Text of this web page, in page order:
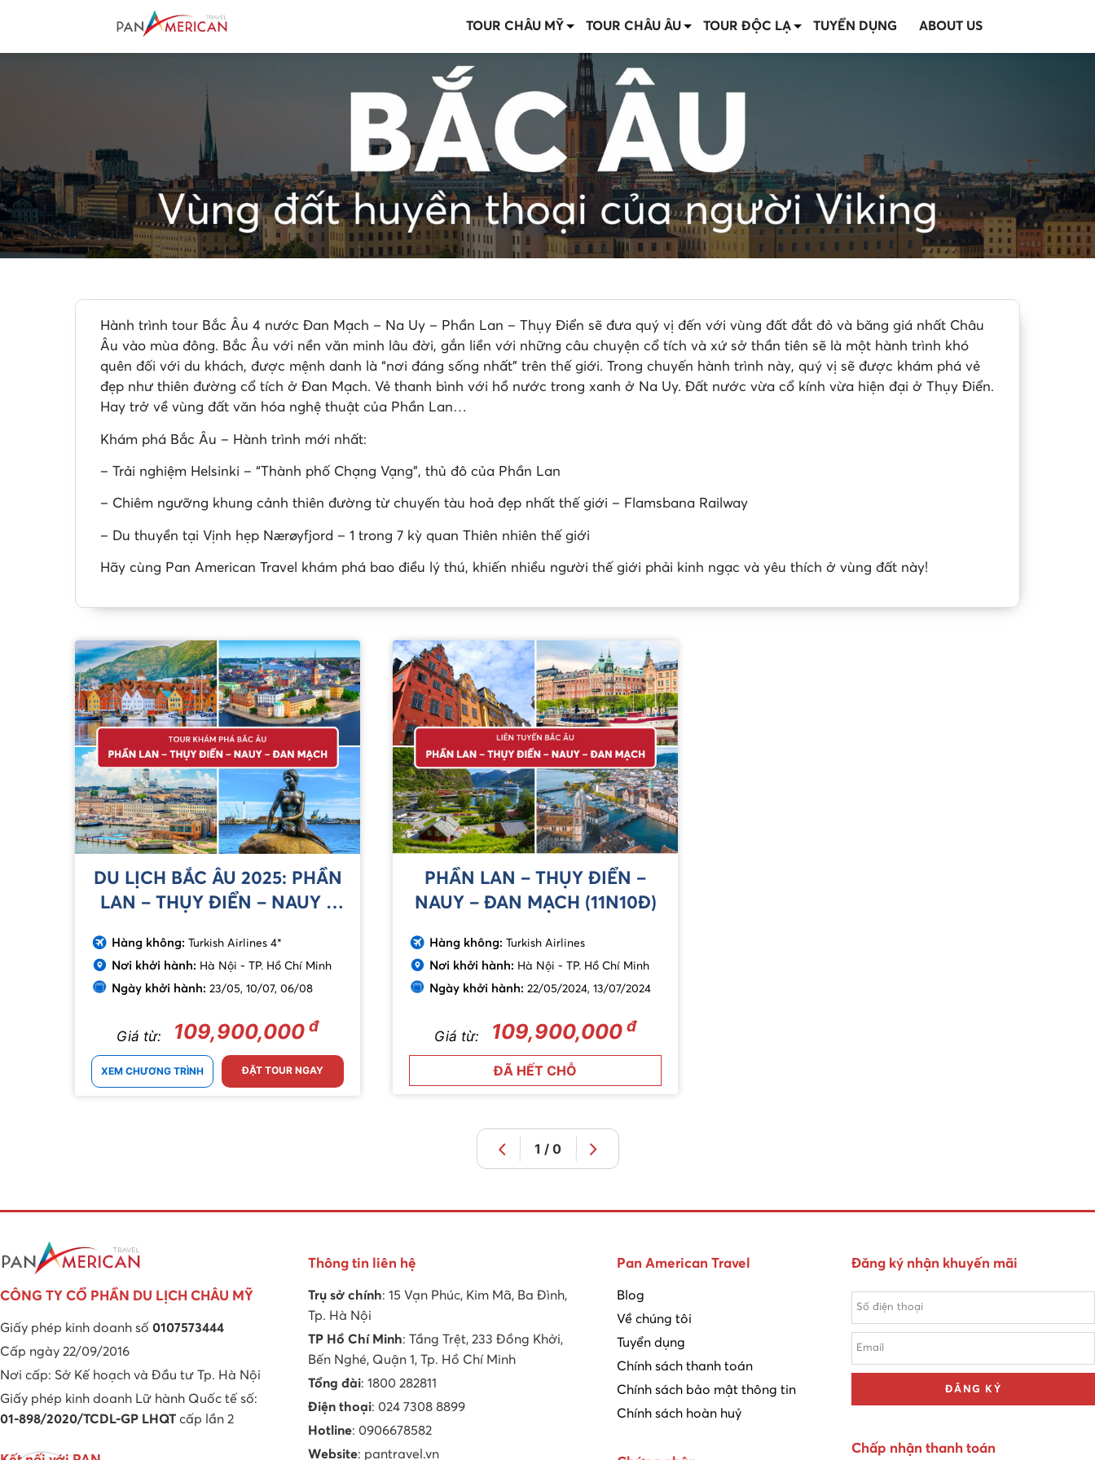
TOUR CHÂU MỸ TOUR CHÂU ÂU TOUR ĐỘC LẠ TUYỂN DỤNG ABOUT US
Hành trình tour Bắc Âu 4 nước Đan Mạch – Na Uy – Phần Lan – Thụy Điển sẽ đưa quý vị đến với vùng đất đắt đỏ và băng giá nhất Châu
Âu vào mùa đông. Bắc Âu với nền văn minh lâu đời, gắn liền với những câu chuyện cổ tích và xứ sở thần tiên sẽ là một hành trình khó
quên đối với du khách, được mệnh danh là “nơi đáng sống nhất” trên thế giới. Trong chuyến hành trình này, quý vị sẽ được khám phá vẻ
đẹp như thiên đường cổ tích ở Đan Mạch. Vẻ thanh bình với hồ nước trong xanh ở Na Uy. Đất nước vừa cổ kính vừa hiện đại ở Thụy Điển.
Hay trở về vùng đất văn hóa nghệ thuật của Phần Lan…
Khám phá Bắc Âu – Hành trình mới nhất:
– Trải nghiệm Helsinki – “Thành phố Chạng Vạng”, thủ đô của Phần Lan
– Chiêm ngưỡng khung cảnh thiên đường từ chuyến tàu hoả đẹp nhất thế giới – Flamsbana Railway
– Du thuyền tại Vịnh hẹp Nærøyfjord – 1 trong 7 kỳ quan Thiên nhiên thế giới
Hãy cùng Pan American Travel khám phá bao điều lý thú, khiến nhiều người thế giới phải kinh ngạc và yêu thích ở vùng đất này!
DU LỊCH BẮC ÂU 2025: PHẦN
LAN – THỤY ĐIỂN – NAUY –
Hàng không: Turkish Airlines 4*
Nơi khởi hành: Hà Nội - TP. Hồ Chí Minh
Ngày khởi hành: 23/05, 10/07, 06/08
Giá từ: 109,900,000 đ
XEM CHƯƠNG TRÌNH ĐẶT TOUR NGAY
PHẦN LAN – THỤY ĐIỂN –
NAUY – ĐAN MẠCH (11N10Đ)
Hàng không: Turkish Airlines
Nơi khởi hành: Hà Nội - TP. Hồ Chí Minh
Ngày khởi hành: 22/05/2024, 13/07/2024
Giá từ: 109,900,000 đ
ĐÃ HẾT CHỖ
1 / 0
CÔNG TY CỔ PHẦN DU LỊCH CHÂU MỸ
Giấy phép kinh doanh số 0107573444
Cấp ngày 22/09/2016
Nơi cấp: Sở Kế hoạch và Đầu tư Tp. Hà Nội
Giấy phép kinh doanh Lữ hành Quốc tế số:
01-898/2020/TCDL-GP LHQT cấp lần 2
Thông tin liên hệ
Trụ sở chính: 15 Vạn Phúc, Kim Mã, Ba Đình,
Tp. Hà Nội
TP Hồ Chí Minh: Tầng Trệt, 233 Đồng Khởi,
Bến Nghé, Quận 1, Tp. Hồ Chí Minh
Tổng đài: 1800 282811
Điện thoại: 024 7308 8899
Hotline: 0906678582
Website: pantravel.vn
Pan American Travel
Blog
Về chúng tôi
Tuyển dụng
Chính sách thanh toán
Chính sách bảo mật thông tin
Chính sách hoàn huỷ
Đăng ký nhận khuyến mãi
ĐĂNG KÝ
Chấp nhận thanh toán